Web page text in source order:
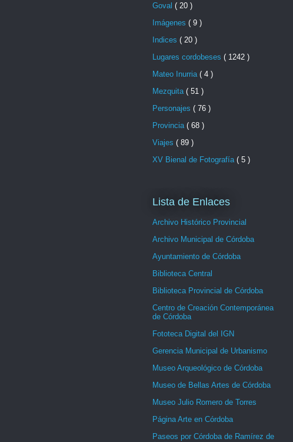
Goval ( 20 )
Imágenes ( 9 )
Indices ( 20 )
Lugares cordobeses ( 1242 )
Mateo Inurria ( 4 )
Mezquita ( 51 )
Personajes ( 76 )
Provincia ( 68 )
Viajes ( 89 )
XV Bienal de Fotografía ( 5 )
Lista de Enlaces
Archivo Histórico Provincial
Archivo Municipal de Córdoba
Ayuntamiento de Córdoba
Biblioteca Central
Biblioteca Provincial de Córdoba
Centro de Creación Contemporánea
de Córdoba
Fototeca Digital del IGN
Gerencia Municipal de Urbanismo
Museo Arqueológico de Córdoba
Museo de Bellas Artes de Córdoba
Museo Julio Romero de Torres
Página Arte en Córdoba
Paseos por Córdoba de Ramírez de